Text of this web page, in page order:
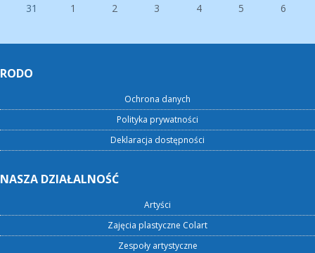
31
1 2 3 4 5 6
RODO
Ochrona danych
Polityka prywatności
Deklaracja dostępności
NASZA DZIAŁALNOŚĆ
Artyści
Zajęcia plastyczne Colart
Zespoły artystyczne